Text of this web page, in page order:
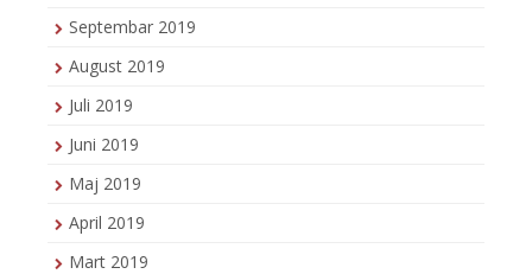
Septembar 2019
August 2019
Juli 2019
Juni 2019
Maj 2019
April 2019
Mart 2019